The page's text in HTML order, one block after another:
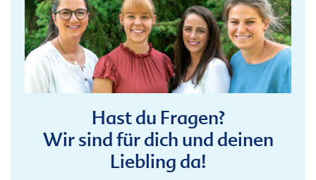
Hast du Fragen?
Wir sind für dich und deinen
Liebling da!